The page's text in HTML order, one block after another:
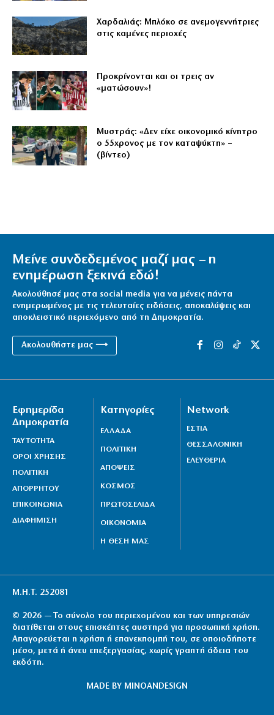
Χαρδαλιάς: Μπλόκο σε ανεμογεννήτριες
στις καμένες περιοχές
Προκρίνονται και οι τρεις αν
«ματώσουν»!
Μυστράς: «Δεν είχε οικονομικό κίνητρο
ο 55χρονος με τον καταψύκτη» –
(βίντεο)
Μείνε συνδεδεμένος μαζί μας – η
ενημέρωση ξεκινά εδώ!
Ακολούθησέ μας στα social media για να μένεις πάντα
ενημερωμένος με τις τελευταίες ειδήσεις, αποκαλύψεις και
αποκλειστικό περιεχόμενο από τη Δημοκρατία.
Ακολουθήστε μας ⟶
Εφημερίδα
Δημοκρατία
ΤΑΥΤΟΤΗΤΑ
ΟΡΟΙ ΧΡΗΣΗΣ
ΠΟΛΙΤΙΚΗ
ΑΠΟΡΡΗΤΟΥ
ΕΠΙΚΟΙΝΩΝΙΑ
ΔΙΑΦΗΜΙΣΗ
Κατηγορίες
ΕΛΛΑΔΑ
ΠΟΛΙΤΙΚΗ
ΑΠΟΨΕΙΣ
ΚΟΣΜΟΣ
ΠΡΩΤΟΣΕΛΙΔΑ
ΟΙΚΟΝΟΜΙΑ
Η ΘΕΣΗ ΜΑΣ
Network
ΕΣΤΙΑ
ΘΕΣΣΑΛΟΝΙΚΗ
ΕΛΕΥΘΕΡΙΑ
Μ.Η.Τ. 252081
© 2026 — Το σύνολο του περιεχομένου και των υπηρεσιών
διατίθεται στους επισκέπτες αυστηρά για προσωπική χρήση.
Απαγορεύεται η χρήση ή επανεκπομπή του, σε οποιοδήποτε
μέσο, μετά ή άνευ επεξεργασίας, χωρίς γραπτή άδεια του
εκδότη.
MADE BY MINOANDESIGN